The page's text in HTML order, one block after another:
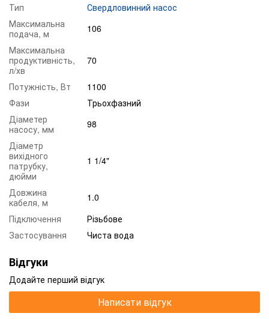
Тип
Свердловинний насос
Максимальна
подача, м
106
Максимальна
продуктивність,
л/хв
70
Потужність, Вт
1100
Фази
Трьохфазний
Діаметер
насосу, мм
98
Діаметр
вихідного
патрубку,
дюйми
1 1/4"
Довжина
кабеля, м
1.0
Підключення
Різьбове
Застосування
Чиста вода
Відгуки
Додайте перший відгук
Написати відгук